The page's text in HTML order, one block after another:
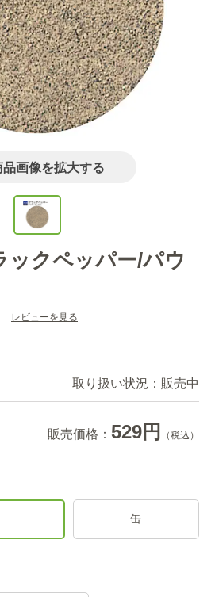
品画像を拡大する
ックペッパー/パウ
レビューを見る
取り扱い状況： 販売中
販売価格： 529円 （税込）
缶